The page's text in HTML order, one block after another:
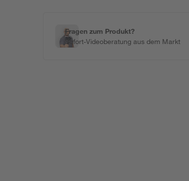
Fragen zum Produkt?
Sofort-Videoberatung aus dem Markt